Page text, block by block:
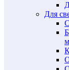
Для